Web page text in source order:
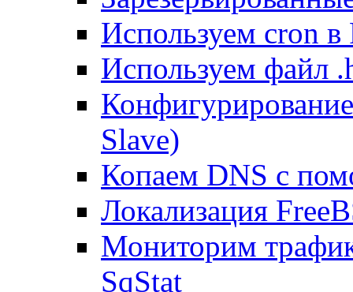
Используем cron в
Используем файл
Slave)
Копаем DNS с
Локализация
Мониторим
SqStat